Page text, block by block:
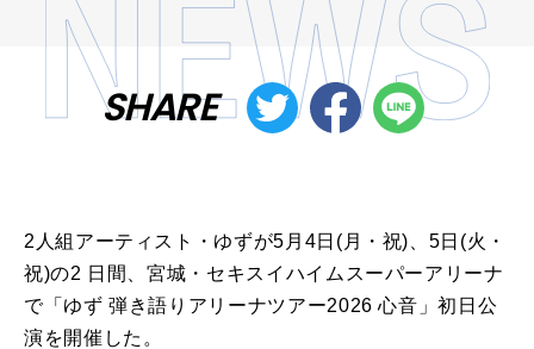
SHARE
2⼈組アーティスト・ゆずが5⽉4⽇(⽉・祝)、5⽇(⽕・
祝)の2 ⽇間、宮城・セキスイハイムスーパーアリーナ
で「ゆず 弾き語りアリーナツアー2026 ⼼⾳」初⽇公
演を開催した。